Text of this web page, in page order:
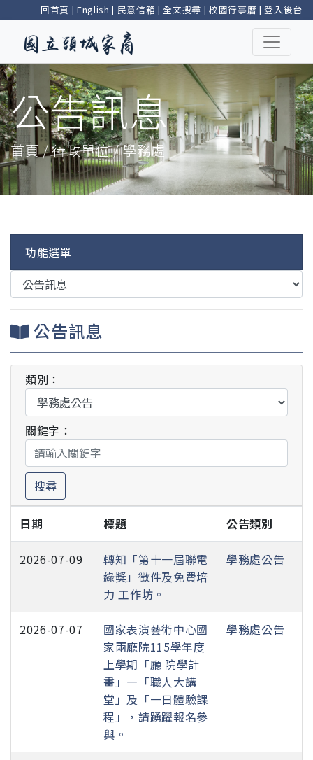
回首頁 | English | 民意信箱 |全文搜尋 | 校園行事曆 |登入後台
公告訊息
首頁 / 行政單位 / 學務處
功能選單
公告訊息
類別：
關鍵字：
搜尋
日期 標題 公告類別
2026-07-09
轉知「第十一屆聯電
綠獎」徵件及免費培
力 工作坊。
學務處公告
2026-07-07
國家表演藝術中心國
家兩廳院115學年度
上學期「廳 院學計
畫」—「職人大講
堂」及「一日體驗課
程」，請踴躍報名參
與。
學務處公告